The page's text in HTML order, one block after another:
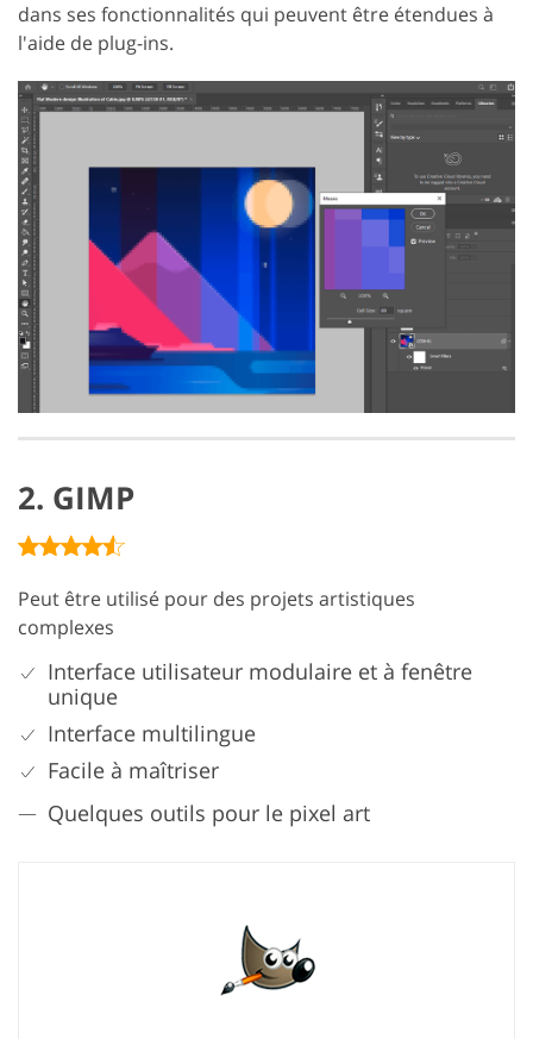
dans ses fonctionnalités qui peuvent être étendues à
l'aide de plug-ins.
2. GIMP
Peut être utilisé pour des projets artistiques
complexes
Interface utilisateur modulaire et à fenêtre
unique
Interface multilingue
Facile à maîtriser
Quelques outils pour le pixel art